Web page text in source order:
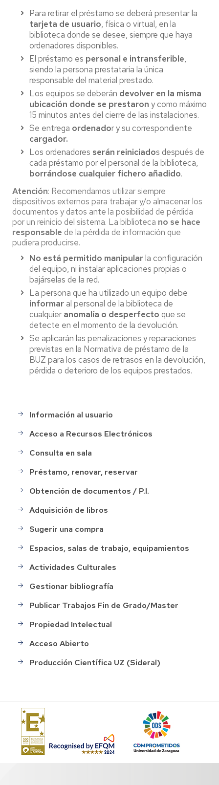
Para retirar el préstamo se deberá presentar la
tarjeta de usuario, física o virtual, en la
biblioteca donde se desee, siempre que haya
ordenadores disponibles.
El préstamo es personal e intransferible,
siendo la persona prestataria la única
responsable del material prestado.
Los equipos se deberán devolver en la misma
ubicación donde se prestaron y como máximo
15 minutos antes del cierre de las instalaciones.
Se entrega ordenador y su correspondiente
cargador.
Los ordenadores serán reiniciados después de
cada préstamo por el personal de la biblioteca,
borrándose cualquier fichero añadido.
Atención: Recomendamos utilizar siempre
dispositivos externos para trabajar y/o almacenar los
documentos y datos ante la posibilidad de pérdida
por un reinicio del sistema. La biblioteca no se hace
responsable de la pérdida de información que
pudiera producirse.
No está permitido manipularla configuración
del equipo, ni instalar aplicaciones propias o
bajárselas de la red.
La persona que ha utilizado un equipo debe
informaral personal de la biblioteca de
cualquier anomalía o desperfecto que se
detecte en el momento de la devolución.
Se aplicarán las penalizaciones y reparaciones
previstas en la Normativa de préstamo de la
BUZ para los casos de retrasos en la devolución,
pérdida o deterioro de los equipos prestados.
Menu
Información al usuario
Acceso a Recursos Electrónicos
Consulta en sala
Préstamo, renovar, reservar
Obtención de documentos / P.I.
Adquisición de libros
Sugerir una compra
Espacios, salas de trabajo, equipamientos
Actividades Culturales
Gestionar bibliografía
Publicar Trabajos Fin de Grado/Master
Propiedad Intelectual
Acceso Abierto
Producción Científica UZ (Sideral)